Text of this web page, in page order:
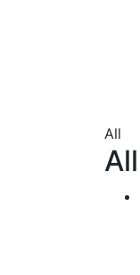
All
All